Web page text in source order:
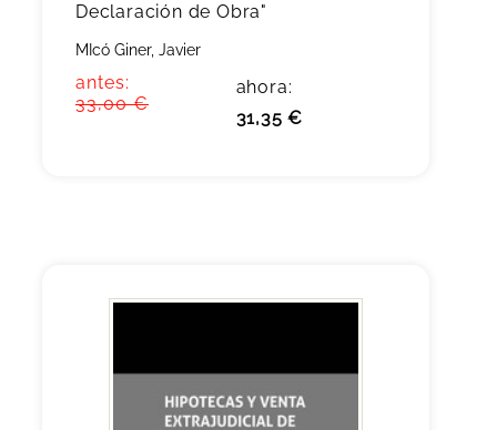
Declaración de Obra"
MIcó Giner, Javier
antes:
33,00 €
ahora:
31,35 €